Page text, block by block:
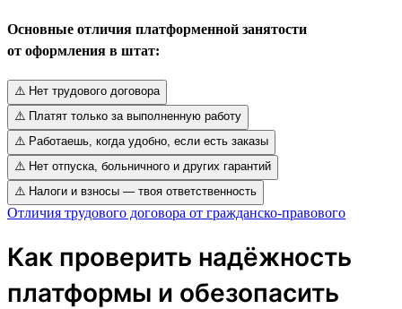
Основные отличия платформенной занятости
от оформления в штат:
⚠️ Нет трудового договора
⚠️ Платят только за выполненную работу
⚠️ Работаешь, когда удобно, если есть заказы
⚠️ Нет отпуска, больничного и других гарантий
⚠️ Налоги и взносы — твоя ответственность
Отличия трудового договора от гражданско-правового
Как проверить надёжность
платформы и обезопасить